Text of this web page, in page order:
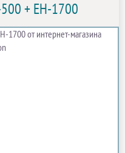
500 + EH-1700